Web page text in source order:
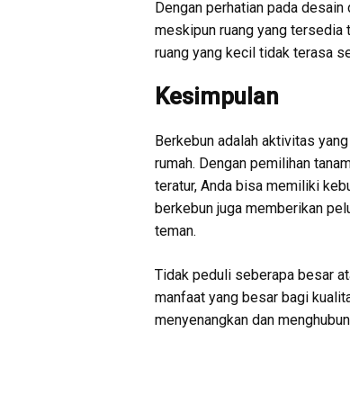
Dengan perhatian pada
meskipun ruang yang tersedia
ruang yang kecil tidak terasa
Kesimpulan
Berkebun adalah aktivitas
rumah. Dengan pemilihan
teratur, Anda bisa memiliki
berkebun juga memberikan
teman.
Tidak peduli seberapa besar
manfaat yang besar bagi
menyenangkan dan